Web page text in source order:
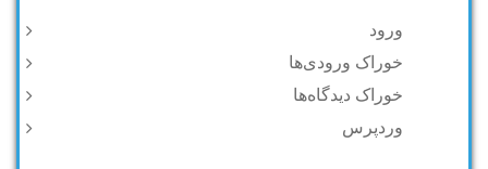
ورود
خوراک ورودی‌ها
خوراک دیدگاه‌ها
وردپرس